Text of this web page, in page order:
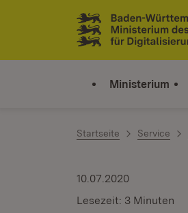
Zum Inhalt springen
Link zur Startseite
Ministerium
Startseite Service
10.07.2020
Lesezeit: 3 Minuten